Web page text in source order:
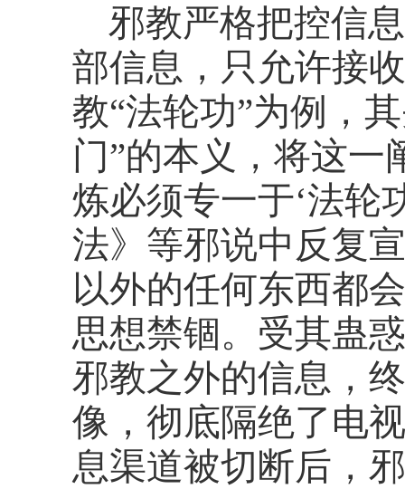
邪教严格把控信
部信息，只允许接
教“法轮功”为例，
门”的本义，将这一
炼必须专一于‘法轮
法》等邪说中反复
以外的任何东西都
思想禁锢。受其蛊
邪教之外的信息，
像，彻底隔绝了电
息渠道被切断后，